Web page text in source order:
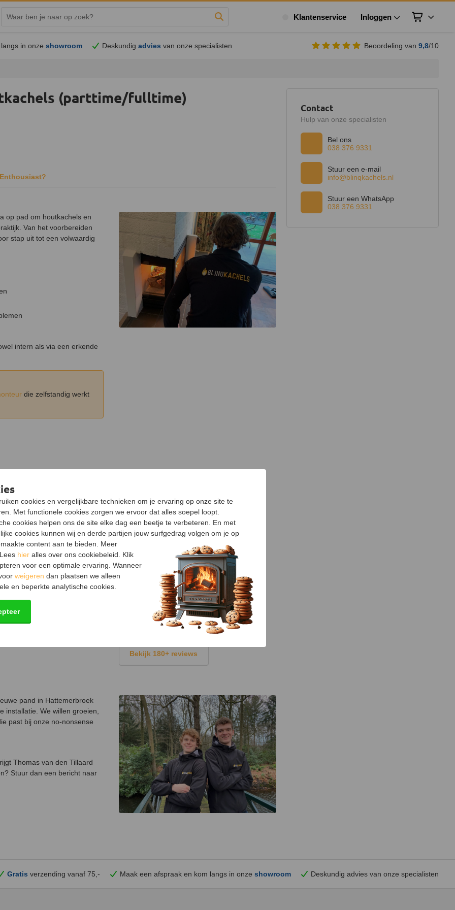
Klantenservice Inloggen Winkelwagen
langs in onzeshowroom Deskundigadvies van onze specialisten Beoordeling van 9,8/10
(parttime/fulltime)
Enthousiast?
op pad om houtkachels en
Van het voorbereiden
stap uit tot een volwaardig
intern als via een erkende
die zelfstandig werkt
van ervaring)
Trustpilot
9,8/10
Bekijk 600+ reviews
Google Reviews
10/10
Bekijk 180+ reviews
pand in Hattemerbroek
installatie. We willen groeien,
past bij onze no-nonsense
Thomas van den Tillaard
Stuur dan een bericht naar
Contact
Hulp van onze specialisten
Bel ons
038 376 9331
Stuur een e-mail
info@blinqkachels.nl
Stuur een WhatsApp
038 376 9331
Gratis verzending vanaf 75,- Maak een afspraak en kom langs in onze showroom Deskundig advies van onze specialisten
cookies en vergelijkbare technieken om je ervaring op onze site te
Met functionele cookies zorgen we ervoor dat alles soepel loopt.
cookies helpen ons de site elke dag een beetje te verbeteren. En met
cookies kunnen wij en derde partijen jouw surfgedrag volgen om je op
content aan te bieden. Meer
hier alles over ons cookiebeleid. Klik
voor een optimale ervaring. Wanneer
weigeren dan plaatsen we alleen
en beperkte analytische cookies.